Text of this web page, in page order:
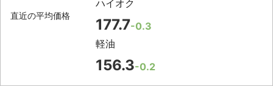
直近の平均価格
ハイオク
177.7-0.3
軽油
156.3-0.2